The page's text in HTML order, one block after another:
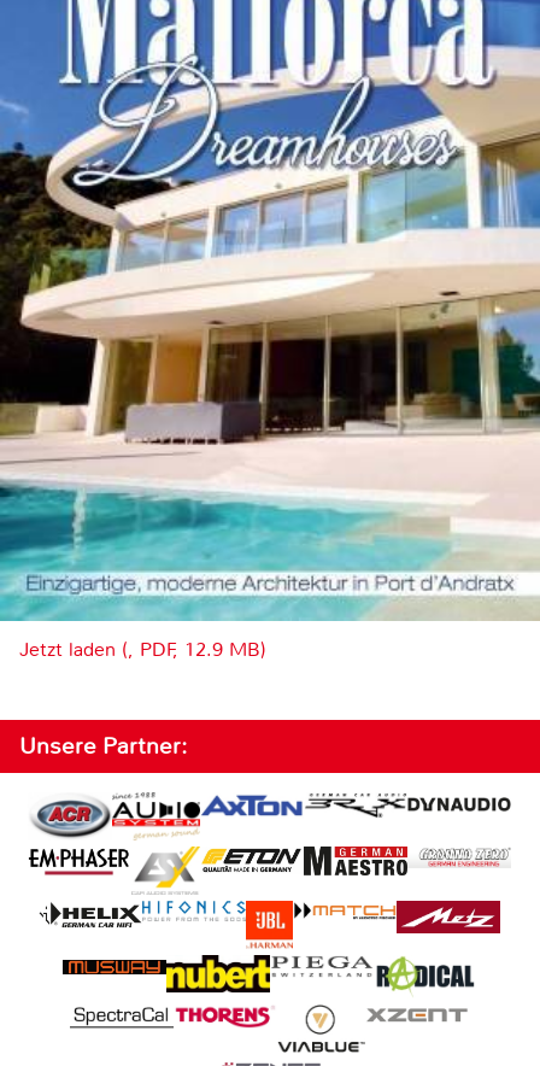
Jetzt laden (, PDF, 12.9 MB)
Unsere Partner: